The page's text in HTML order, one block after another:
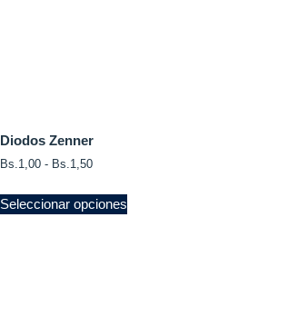
Diodos Zenner
Bs.1,00 - Bs.1,50
Seleccionar opciones